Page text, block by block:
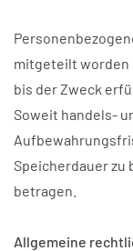
mitgeteilt worden
bis der Zweck
Soweit handels-
Speicherdauer zu
betragen.
Allgemeine